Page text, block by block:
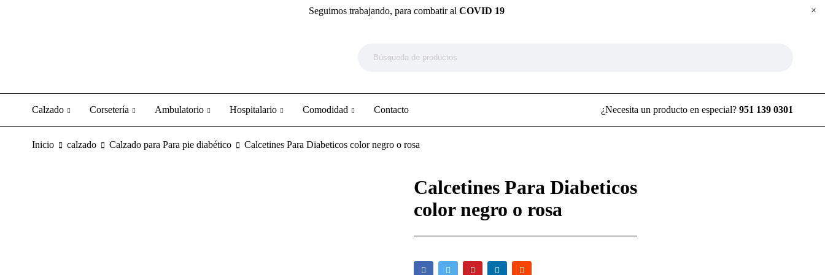
Seguimos trabajando, para combatir al COVID 19
Calzado Corsetería Ambulatorio Hospitalario Comodidad Contacto ¿Necesita un producto en especial? 951 139 0301
Inicio calzado Calzado para Para pie diabético Calcetines Para Diabeticos color negro o rosa
Calcetines Para Diabeticos
color negro o rosa